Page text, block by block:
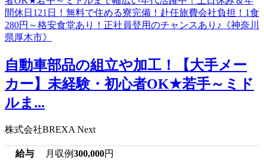
自動車部品の組立や加工！【大手メー
カー】未経験・初心者OK★若手～ミド
ルま...
株式会社BREXA Next
給与 月収例300,000円